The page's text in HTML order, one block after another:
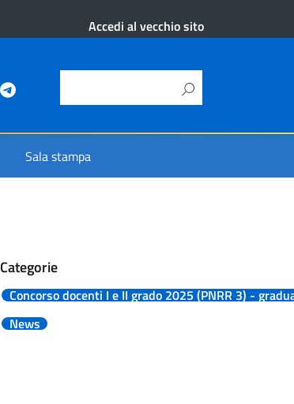
Accedi al vecchio sito
Sala stampa
Categorie
Concorso docenti I e II grado 2025 (PNRR 3) -
News